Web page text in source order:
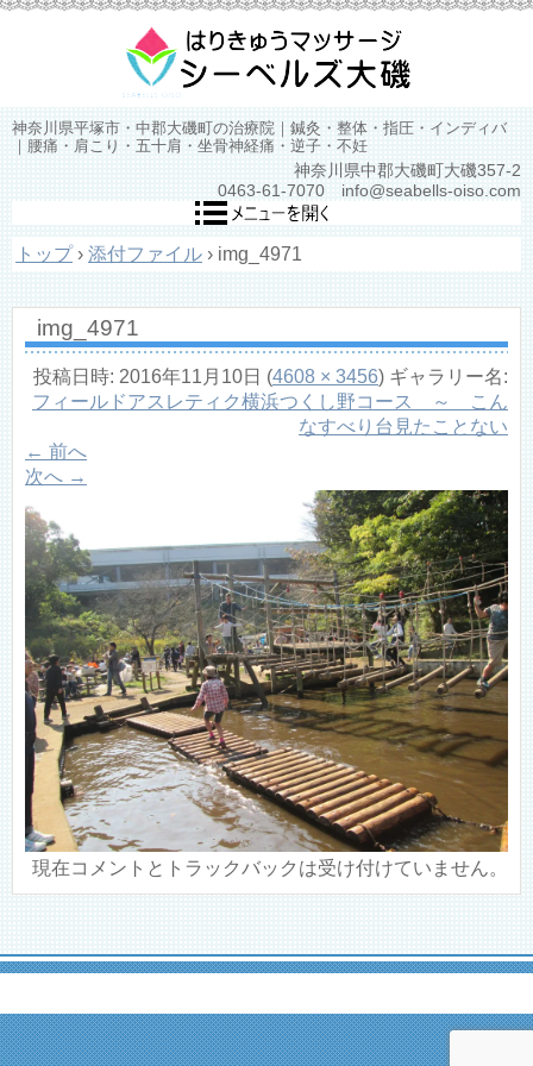
神奈川県平塚市・中郡大磯町の治療院｜鍼灸・整体・指圧・インディバ
｜腰痛・肩こり・五十肩・坐骨神経痛・逆子・不妊
神奈川県中郡大磯町大磯357-2
0463-61-7070 info@seabells-oiso.com
トップ › 添付ファイル › img_4971
img_4971
投稿日時: 2016年11月10日 (4608 × 3456) ギャラリー名:
フィールドアスレティク横浜つくし野コース ～ こん
なすべり台見たことない
← 前へ
次へ →
現在コメントとトラックバックは受け付けていません。